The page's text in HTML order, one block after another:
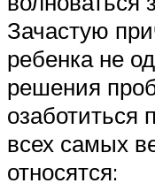
Зачастую
ребенка не
решения
озаботиться
всех самых
относятся: